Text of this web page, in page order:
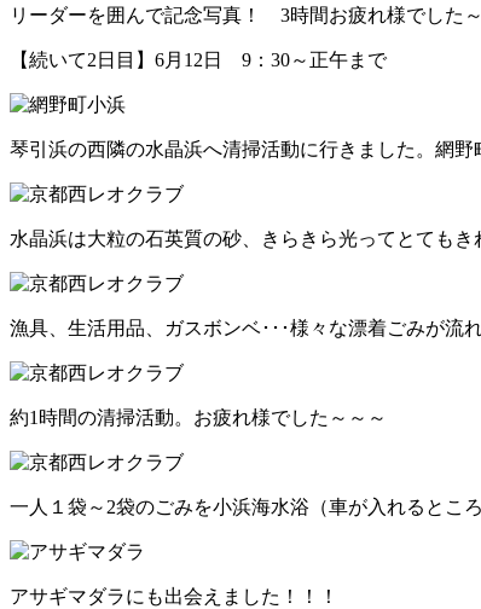
リーダーを囲んで記念写真！ 3時間お疲れ様でした
【続いて2日目】6月12日 9：30～正午まで
琴引浜の西隣の水晶浜へ清掃活動に行きました。網野
水晶浜は大粒の石英質の砂、きらきら光ってとても
漁具、生活用品、ガスボンベ･･･様々な漂着ごみが流
約1時間の清掃活動。お疲れ様でした～～～
一人１袋～2袋のごみを小浜海水浴（車が入れるとこ
アサギマダラにも出会えました！！！